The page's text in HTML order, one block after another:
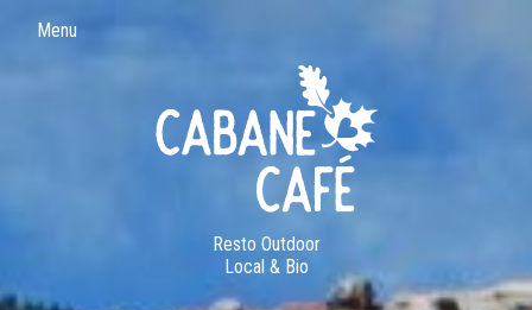
Menu
Resto Outdoor
Local & Bio